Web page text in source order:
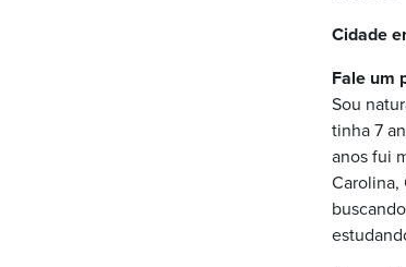
Cidade
Fale um
Sou
tinha 7
anos fui
Carolina,